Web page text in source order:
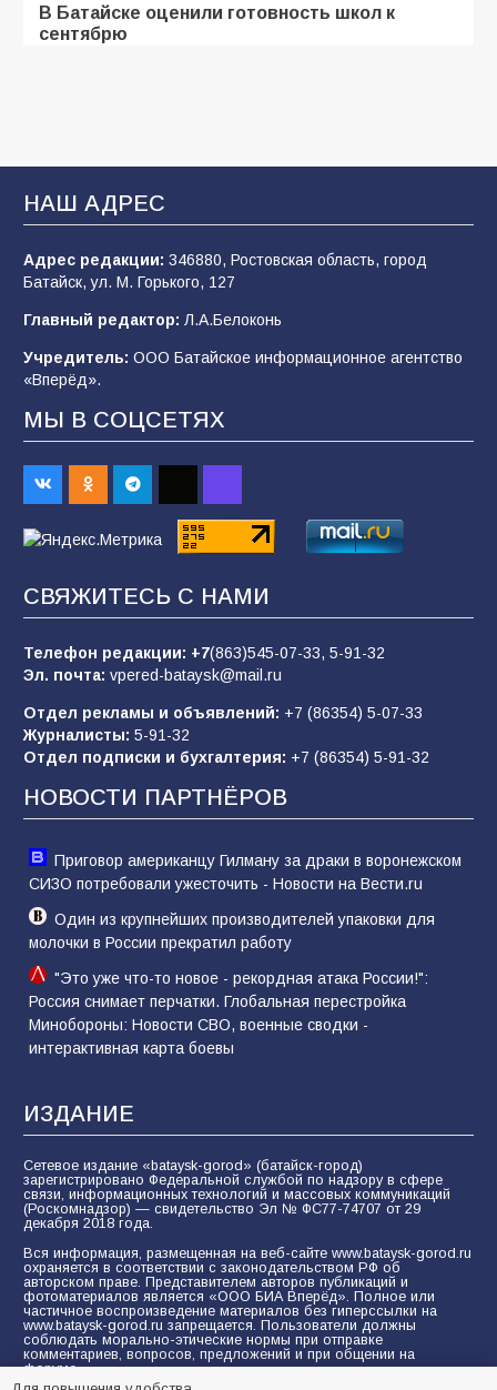
В Батайске оценили готовность школ к
сентябрю
образовательного кластера
106 05.08.2026
«Мобилизация или набор?» Что на самом
2026 года
101 03.08.2026
В Батайске продолжаются дорожные работы
98 04.08.2026
пропагандистский вброс
«Слухами Москву не возьмёшь»: почему
заявления Киева о мобилизации — это
отчаяние, а не разведка
81 02.08.2026
НАШ АДРЕС
Адрес редакции: 346880, Ростовская область, город
Батайск, ул. М. Горького, 127
Главный редактор: Л.А.Белоконь
Учредитель: ООО Батайское информационное агентство
«Вперёд».
МЫ В СОЦСЕТЯХ
СВЯЖИТЕСЬ С НАМИ
Телефон редакции: +7(863)545-07-33, 5-91-32
Эл. почта: vpered-bataysk@mail.ru
Отдел рекламы и объявлений: +7 (86354) 5-07-33
Журналисты: 5-91-32
Отдел подписки и бухгалтерия: +7 (86354) 5-91-32
НОВОСТИ ПАРТНЁРОВ
Приговор американцу Гилману за драки в воронежском
СИЗО потребовали ужесточить - Новости на Вести.ru
Один из крупнейших производителей упаковки для
молочки в России прекратил работу
"Это уже что-то новое - рекордная атака России!":
Россия снимает перчатки. Глобальная перестройка
Минобороны: Новости СВО, военные сводки -
интерактивная карта боевы
ИЗДАНИЕ
Сетевое издание «bataysk-gorod» (батайск-город)
зарегистрировано Федеральной службой по надзору в сфере
связи, информационных технологий и массовых коммуникаций
(Роскомнадзор) — свидетельство Эл № ФС77-74707 от 29
декабря 2018 года.
Вся информация, размещенная на веб-сайте www.bataysk-gorod.ru
охраняется в соответствии с законодательством РФ об
авторском праве. Представителем авторов публикаций и
фотоматериалов является «ООО БИА Вперёд». Полное или
частичное воспроизведение материалов без гиперссылки на
www.bataysk-gorod.ru запрещается. Пользователи должны
соблюдать морально-этические нормы при отправке
комментариев, вопросов, предложений и при общении на
форуме.